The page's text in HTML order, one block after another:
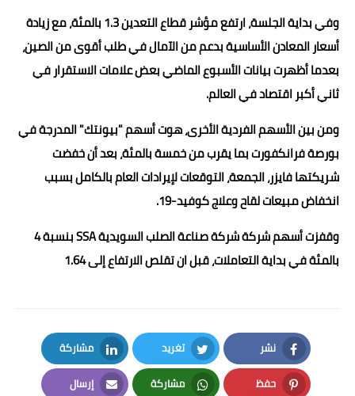
وفي بداية الجلسة، ارتفع مؤشر قطاع التعدين 1.3 بالمئة، مع زيادة
أسعار المعادن الأساسية بدعم من الآمال في طلب أقوى من الصين،
بعدما أظهرت بيانات الأسبوع الماضي بعض علامات الاستقرار في
ثاني أكبر اقتصاد في العالم.
ومن بين الأسهم الفردية الأخرى، هوت أسهم "بيونتك" المدرجة في
بورصة فرانكفورت بما يقرب من خمسة بالمئة، بعد أن خفضت
شريكتها فايزر، الجمعة، التوقعات لإيرادات العام بالكامل بسبب
انخفاض مبيعات لقاح وعلاج كوفيد-19.
وقفزت أسهم شركة شركة صناعة الصلب السويدية SSA بنسبة 4
بالمئة في بداية التعاملات، قبل ان تقلص الارتفاع إلى 1.64
نشر
Facebook
تغريد
Twitter
مشاركة
LinkedIn
حفظ مشاركة إرسال